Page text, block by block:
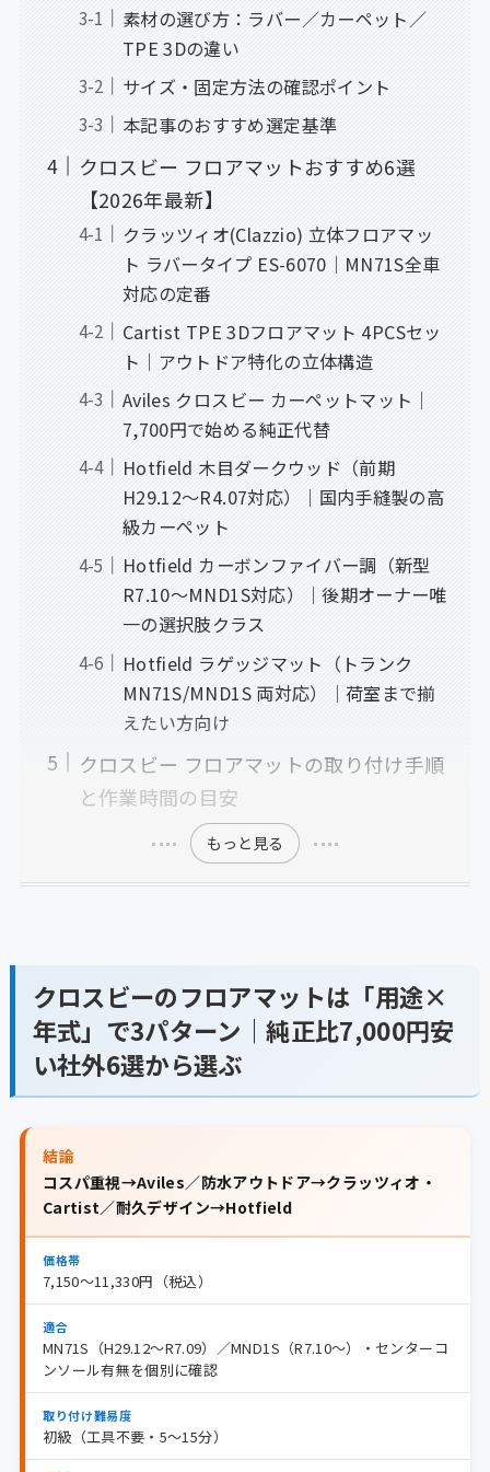
素材の選び方：ラバー／カーペット／
TPE 3Dの違い
サイズ・固定方法の確認ポイント
本記事のおすすめ選定基準
クロスビー フロアマットおすすめ6選
【2026年最新】
クラッツィオ(Clazzio) 立体フロアマッ
ト ラバータイプ ES-6070｜MN71S全車
対応の定番
Cartist TPE 3Dフロアマット 4PCSセッ
ト｜アウトドア特化の立体構造
Aviles クロスビー カーペットマット｜
7,700円で始める純正代替
Hotfield 木目ダークウッド（前期
H29.12〜R4.07対応）｜国内手縫製の高
級カーペット
Hotfield カーボンファイバー調（新型
R7.10〜MND1S対応）｜後期オーナー唯
一の選択肢クラス
Hotfield ラゲッジマット（トランク
MN71S/MND1S 両対応）｜荷室まで揃
えたい方向け
クロスビー フロアマットの取り付け手順
と作業時間の目安
もっと見る
クロスビーのフロアマットは「用途×
年式」で3パターン｜純正比7,000円安
い社外6選から選ぶ
結論
コスパ重視→Aviles／防水アウトドア→クラッツィオ・
Cartist／耐久デザイン→Hotfield
価格帯
7,150〜11,330円（税込）
適合
MN71S（H29.12〜R7.09）／MND1S（R7.10〜）・センターコ
ンソール有無を個別に確認
取り付け難易度
初級（工具不要・5〜15分）